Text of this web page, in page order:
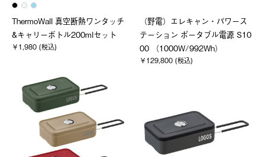
ThermoWall 真空断熱ワンタッチ
&キャリーボトル200mlセット
￥1,980 (税込)
（野電）エレキャン・パワース
テーション ポータブル電源 S10
00 （1000W/992Wh）
￥129,800 (税込)